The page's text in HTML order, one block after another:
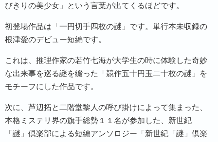
びきりの美少女」という言葉が出てくるほどです。
初登場作品は「一円切手四枚の謎」です。単行本未収録の
根津愛のデビュー短編です。
これは、推理作家の若竹七海が大学生の時に体験した奇妙
な出来事を巡る謎を綴った「競作五十円玉二十枚の謎」を
モチーフにした作品です。
次に、芦辺拓と二階堂黎人の呼び掛けによって集まった、
本格ミステリ界の旗手総勢１１名が参加した、新世紀
「謎」倶楽部による短編アンソロジー「新世紀「謎」倶楽